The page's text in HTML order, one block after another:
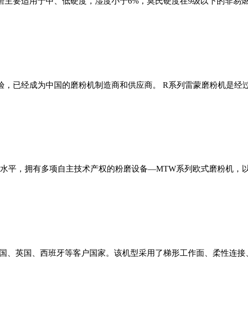
已经成为中国的磨粉机制造商和供应商。 R系列雷蒙磨粉机是
平，拥有多项自主技术产权的粉磨设备—MTW系列欧式磨粉机，
、英国、西班牙等客户国家。该机型采用了梯形工作面、柔性连